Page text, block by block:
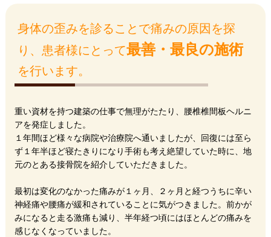
身体の歪みを診ることで痛みの原因を探
り、患者様にとって最善・最良の施術
を行います。
重い資材を持つ建築の仕事で無理がたたり、腰椎椎間板ヘルニ
アを発症しました。
１年間ほど様々な病院や治療院へ通いましたが、回復には至ら
ず１年半ほど寝たきりになり手術も考え絶望していた時に、地
元のとある接骨院を紹介していただきました。
最初は変化のなかった痛みが１ヶ月、２ヶ月と経つうちに辛い
神経痛や腰痛が緩和されていることに気がつきました。前かが
みになると走る激痛も減り、半年経つ頃にはほとんどの痛みを
感じなくなっていました。